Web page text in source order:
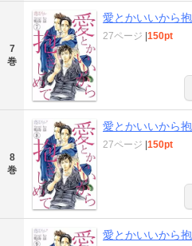
7
巻
愛とかいいから
27ページ |150pt
8
巻
愛とかいいから
27ページ |150pt
愛とかいいから